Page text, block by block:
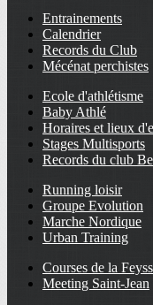
Entrainements
Calendrier
Records du Club
Mécénat perchistes
Ecole d'athlétisme
Baby Athlé
Horaires et lieux
Stages Multisports
Records du club
Running loisir
Groupe Evolution
Marche Nordique
Urban Training
Courses de la
Meeting Saint-Jean